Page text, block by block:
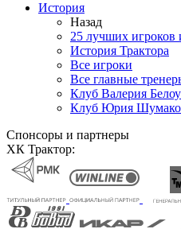
История
Назад
25 лучших игроков
История Трактора
Все игроки
Все главные
Клуб Валерия
Клуб Юрия
Спонсоры и партнеры
ХК Трактор: